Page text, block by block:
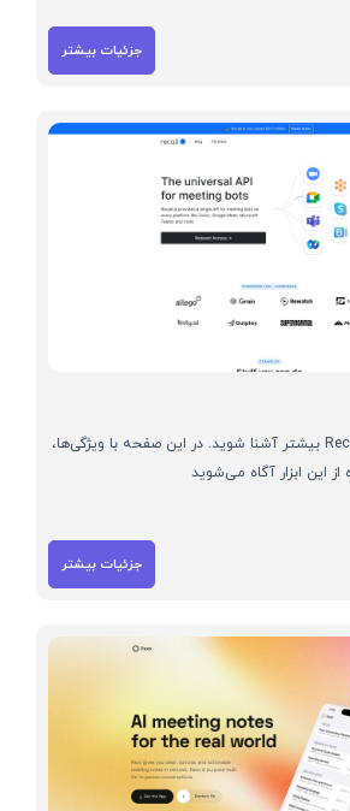
جزئیات بیشتر
با هوش مصنوعی Recall.ai بیشتر آشنا شوید. در این صفحه با ویژگی‌ها،
از این ابزار آگاه می‌شوید
جزئیات بیشتر